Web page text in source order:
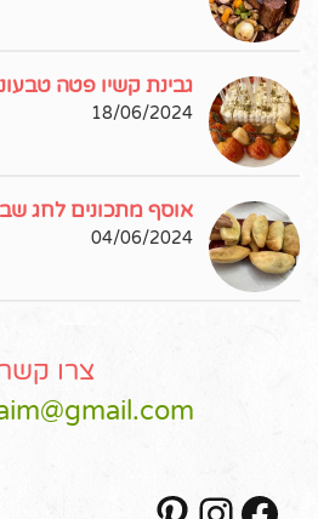
גבינת קשיו פטה
18/06/2024
אוסף מתכונים לחג
04/06/2024
צרו
Facebook
Instagram